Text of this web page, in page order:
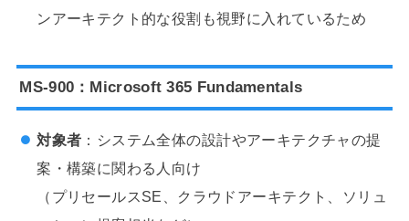
ンアーキテクト的な役割も視野に入れているため
MS-900：Microsoft 365 Fundamentals
対象者 ：システム全体の設計やアーキテクチャの提
案・構築に関わる人向け
（プリセールスSE、クラウドアーキテクト、ソリュ